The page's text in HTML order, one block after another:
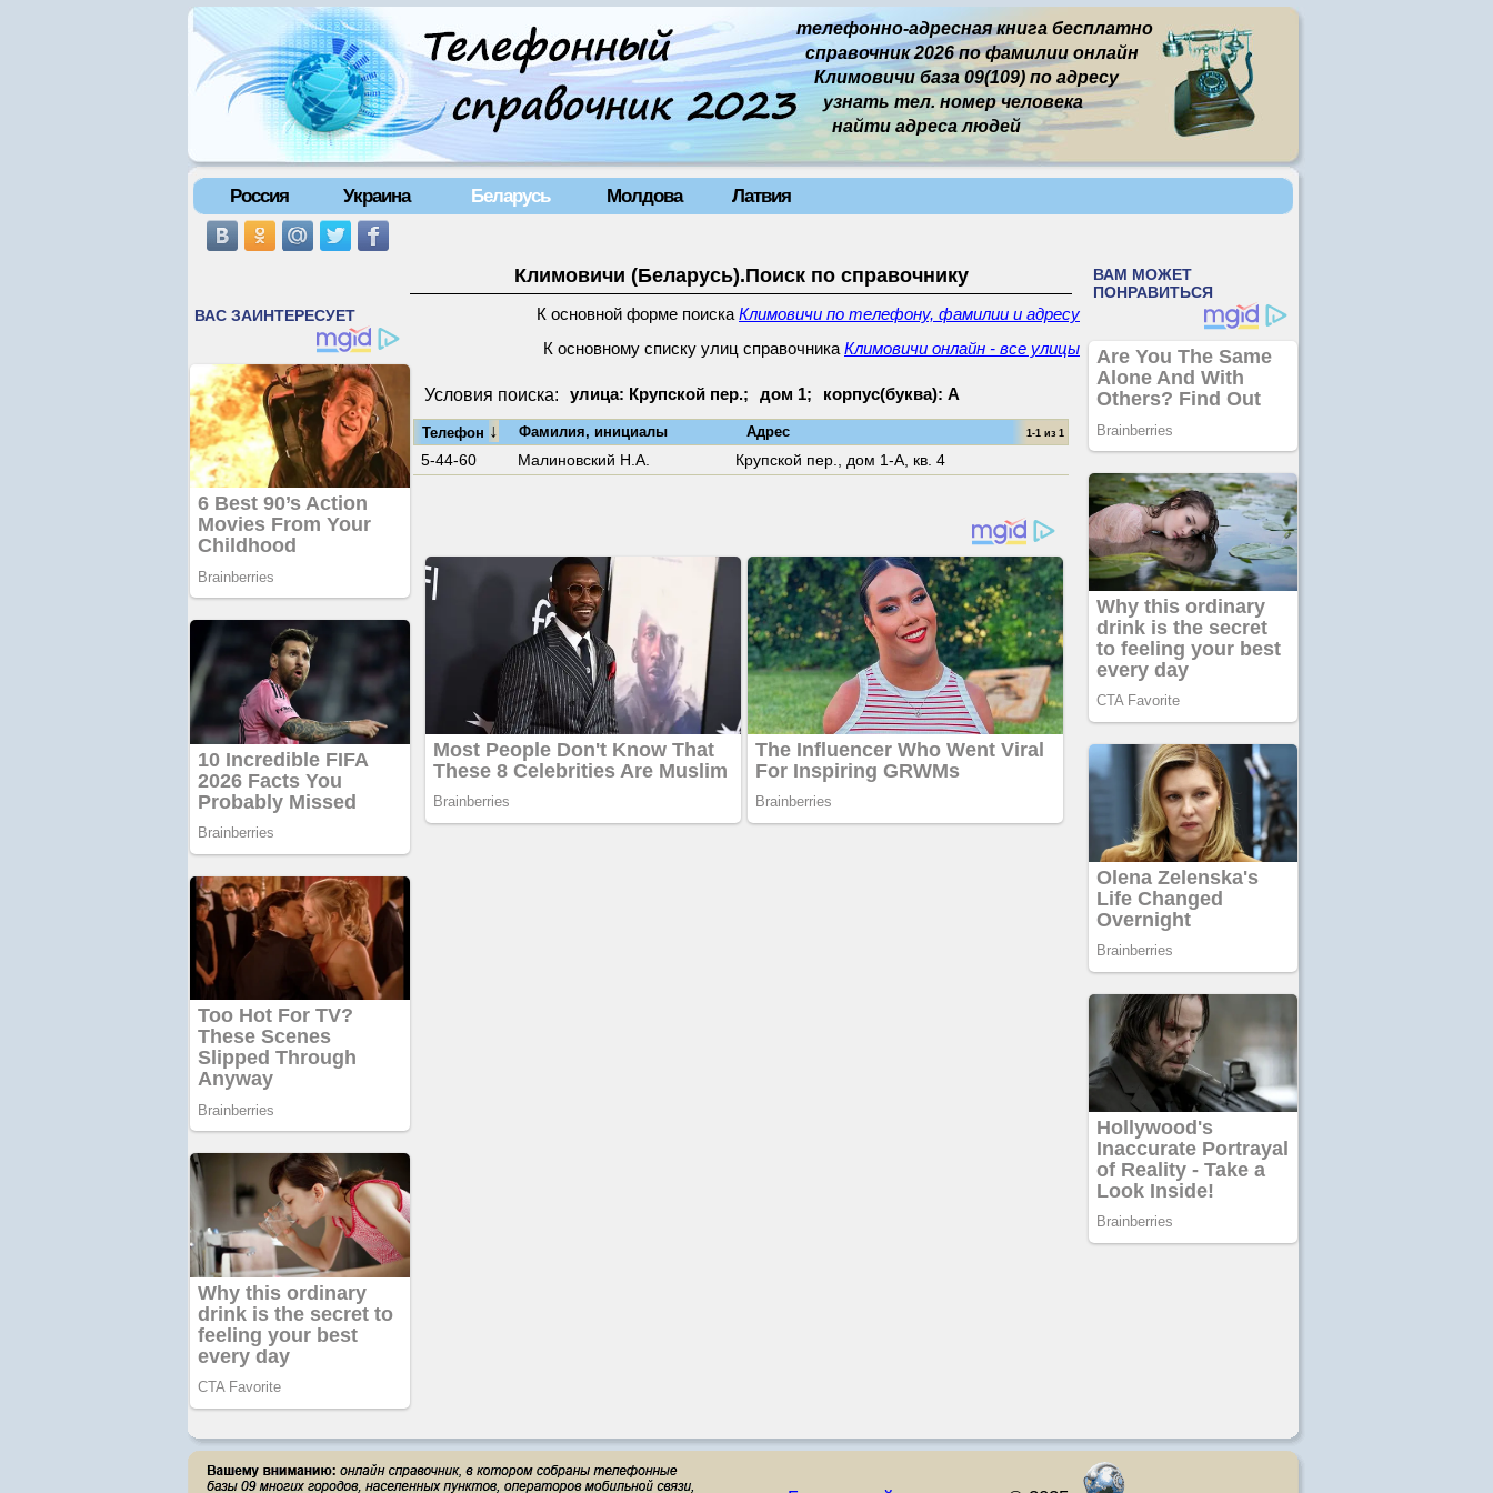
телефонно-адресная книга бесплатно
справочник 2026 по фамилии онлайн
Климовичи база 09(109) по адресу
узнать тел. номер человека
найти адреса людей
Россия Украина Беларусь Молдова Латвия
Климовичи (Беларусь).Поиск по справочнику
К основной форме поиска Климовичи по телефону, фамилии и адресу
К основному списку улиц справочника Климовичи онлайн - все улицы
Условия поиска: улица: Крупской пер.; дом 1; корпус(буква): А
Телефон ↓ Фамилия, инициалы Адрес 1-1 из 1
5-44-60 Малиновский Н.А. Крупской пер., дом 1-А кв. 4